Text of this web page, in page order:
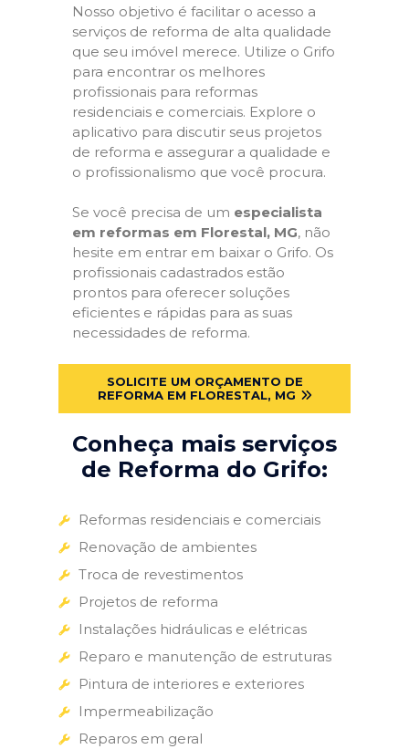
Nosso objetivo é facilitar o acesso a
serviços de reforma de alta qualidade
que seu imóvel merece. Utilize o Grifo
para encontrar os melhores
profissionais para reformas
residenciais e comerciais. Explore o
aplicativo para discutir seus projetos
de reforma e assegurar a qualidade e
o profissionalismo que você procura.
Se você precisa de um especialista
em reformas em Florestal, MG, não
hesite em entrar em baixar o Grifo. Os
profissionais cadastrados estão
prontos para oferecer soluções
eficientes e rápidas para as suas
necessidades de reforma.
SOLICITE UM ORÇAMENTO DE
REFORMA EM FLORESTAL, MG
Conheça mais serviços
de Reforma do Grifo:
Reformas residenciais e comerciais
Renovação de ambientes
Troca de revestimentos
Projetos de reforma
Instalações hidráulicas e elétricas
Reparo e manutenção de estruturas
Pintura de interiores e exteriores
Impermeabilização
Reparos em geral